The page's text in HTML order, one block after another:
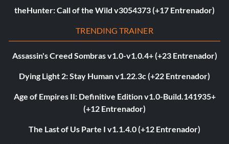
theHunter: Call of the Wild v3054373 (+17 Entrenador)
TRENDING TRAINER
Assassin's Creed Sombras v1.0-v1.0.4+ (+23 Entrenador)
Dying Light 2: Stay Human v1.22.3c (+22 Entrenador)
Age of Empires II: Definitive Edition v1.0-Build.141935+
(+12 Entrenador)
The Last of Us Parte I v1.1.4.0 (+12 Entrenador)